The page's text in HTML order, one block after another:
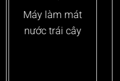
Máy làm mát
nước trái cây